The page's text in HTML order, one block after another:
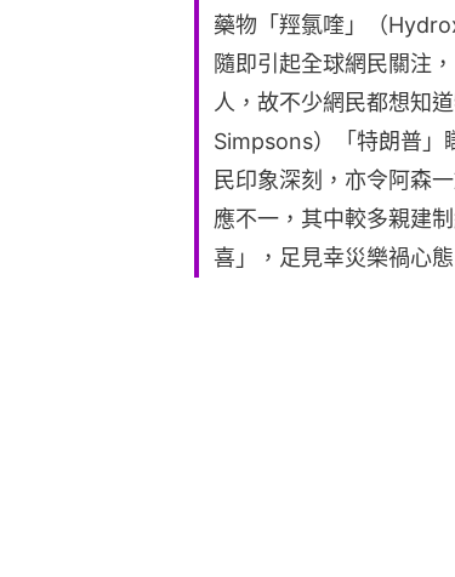
藥物「羥氯喹」（
隨即引起全球網民關注
人，故不少網民都想知
Simpsons）「特朗普」
民印象深刻，亦令阿森
應不一，其中較多親建
喜」，足見幸災樂禍心態